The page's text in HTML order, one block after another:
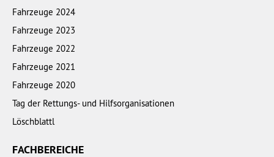
Fahrzeuge 2024
Fahrzeuge 2023
Fahrzeuge 2022
Fahrzeuge 2021
Fahrzeuge 2020
Tag der Rettungs- und Hilfsorganisationen
Löschblattl
FACHBEREICHE